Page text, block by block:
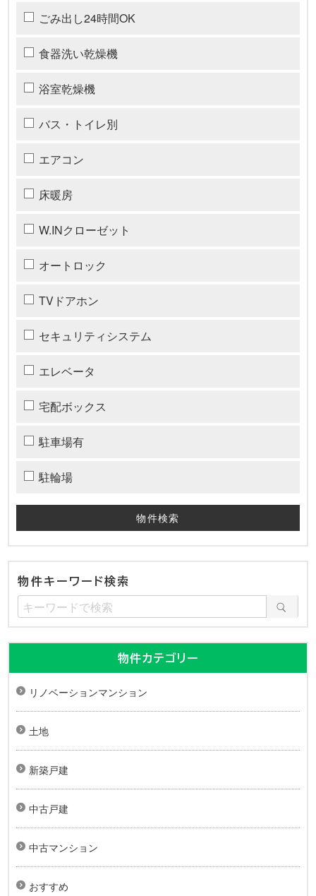
ごみ出し24時間OK
食器洗い乾燥機
浴室乾燥機
バス・トイレ別
エアコン
床暖房
W.INクローゼット
オートロック
TVドアホン
セキュリティシステム
エレベータ
宅配ボックス
駐車場有
駐輪場
物件キーワード検索
物件カテゴリー
リノベーションマンション
土地
新築戸建
中古戸建
中古マンション
おすすめ